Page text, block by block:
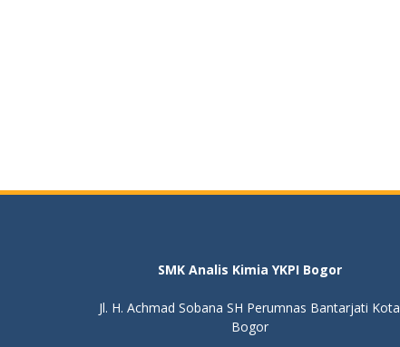
SMK Analis Kimia YKPI Bogor
Jl. H. Achmad Sobana SH Perumnas Bantarjati Kota
Bogor